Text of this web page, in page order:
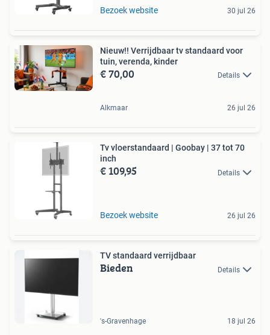
Bezoek website 30 jul 26
Nieuw!! Verrijdbaar tv standaard voor
tuin, verenda, kinder
€ 70,00 Details
Alkmaar 26 jul 26
Tv vloerstandaard | Goobay | 37 tot 70
inch
€ 109,95 Details
Bezoek website 26 jul 26
TV standaard verrijdbaar
Bieden Details
's-Gravenhage 18 jul 26